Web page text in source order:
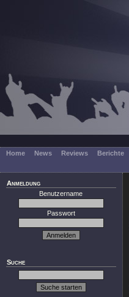
Home News Reviews Berichte
Anmeldung
Benutzername
Passwort
Suche